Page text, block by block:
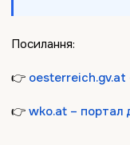
Посилання:
👉 oesterreich.gv.at
👉 wko.at – портал